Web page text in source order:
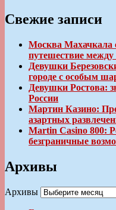
Свежие записи
Москва Махачкала
путешествие
Девушки
городе с особым
Девушки Ростова:
России
Мартин Казино:
азартных
Martin Casino 800:
безграничные
Архивы
Архивы